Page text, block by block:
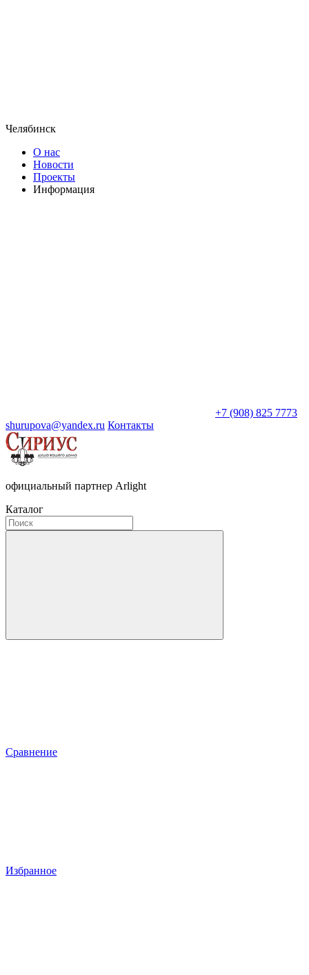
Челябинск
О нас
Новости
Проекты
Информация
+7 (908) 825 7773
shurupova@yandex.ru Контакты
официальный партнер Arlight
Каталог
Сравнение
Избранное